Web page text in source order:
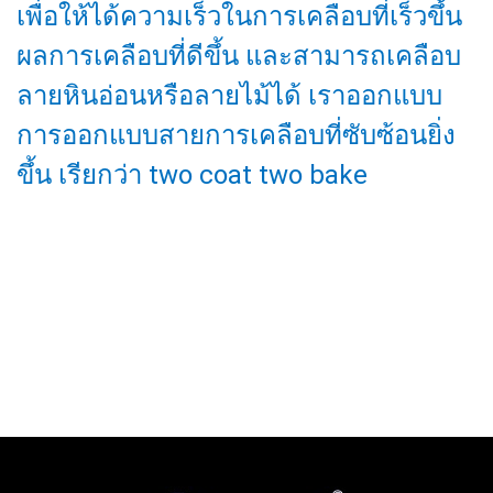
เพื่อให้ได้ความเร็วในการเคลือบที่เร็วขึ้น
ผลการเคลือบที่ดีขึ้น และสามารถเคลือบ
ลายหินอ่อนหรือลายไม้ได้ เราออกแบบ
การออกแบบสายการเคลือบที่ซับซ้อนยิ่ง
ขึ้น เรียกว่า two coat two bake